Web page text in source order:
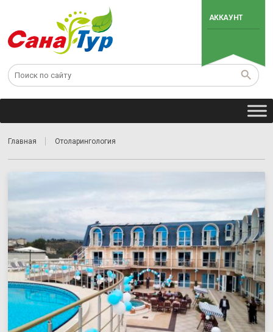
АККАУНТ
Главная Отоларингология